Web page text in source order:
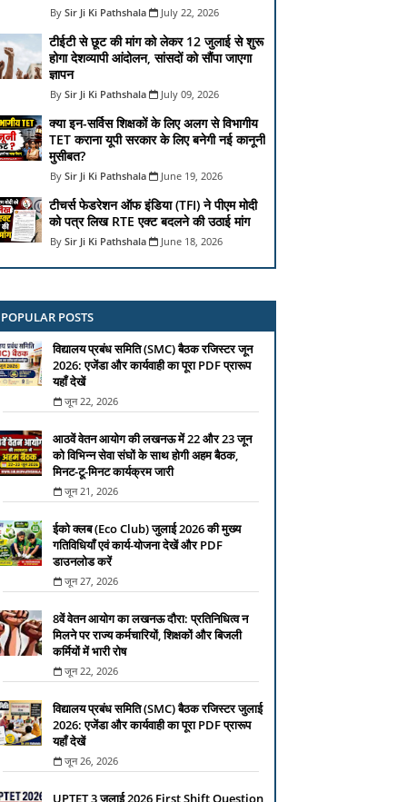
Sir Ji Ki Pathshala July 22, 2026
टीईटी से छूट की मांग को लेकर 12 जुलाई से शुरू
होगा देशव्यापी आंदोलन, सांसदों को सौंपा जाएगा
ज्ञापन
Sir Ji Ki Pathshala July 09, 2026
क्या इन-सर्विस शिक्षकों के लिए अलग से विभागीय
TET कराना यूपी सरकार के लिए बनेगी नई कानूनी
मुसीबत?
Sir Ji Ki Pathshala June 19, 2026
टीचर्स फेडरेशन ऑफ इंडिया (TFI) ने पीएम मोदी
को पत्र लिख RTE एक्ट बदलने की उठाई मांग
Sir Ji Ki Pathshala June 18, 2026
POPULAR POSTS
विद्यालय प्रबंध समिति (SMC) बैठक रजिस्टर जून
2026: एजेंडा और कार्यवाही का पूरा PDF प्रारूप
यहाँ देखें
जून 22, 2026
आठवें वेतन आयोग की लखनऊ में 22 और 23 जून
को विभिन्न सेवा संघों के साथ होगी अहम बैठक,
मिनट-टू-मिनट कार्यक्रम जारी
जून 21, 2026
ईको क्लब (Eco Club) जुलाई 2026 की मुख्य
गतिविधियाँ एवं कार्य-योजना देखें और PDF
डाउनलोड करें
जून 27, 2026
8वें वेतन आयोग का लखनऊ दौरा: प्रतिनिधित्व न
मिलने पर राज्य कर्मचारियों, शिक्षकों और बिजली
कर्मियों में भारी रोष
जून 22, 2026
विद्यालय प्रबंध समिति (SMC) बैठक रजिस्टर जुलाई
2026: एजेंडा और कार्यवाही का पूरा PDF प्रारूप
यहाँ देखें
जून 26, 2026
UPTET 3 जुलाई 2026 First Shift Question